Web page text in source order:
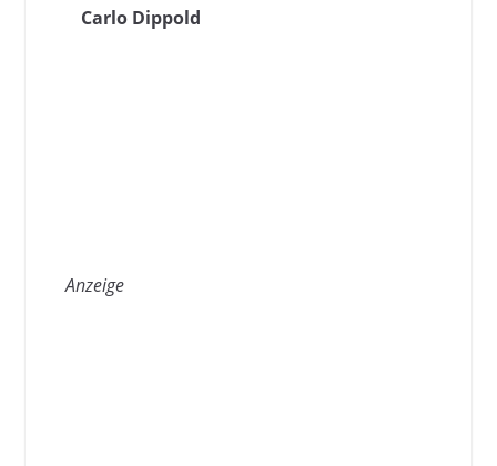
Carlo Dippold
Anzeige